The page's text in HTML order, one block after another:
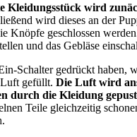
Kleidungsstück wird
wird dieses an der
Knöpfe geschlossen
und das Gebläse
Schalter gedrückt haben,
gefüllt. Die Luft wird
durch die Kleidung
Teile gleichzeitig